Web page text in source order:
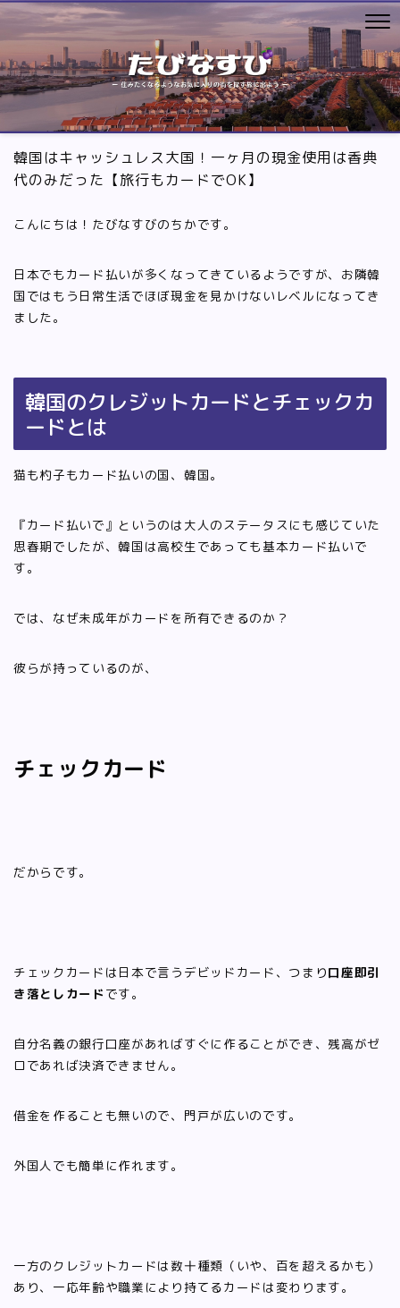
韓国はキャッシュレス大国！一ヶ月の現金使用は香典
代のみだった【旅行もカードでOK】
こんにちは！たびなすびのちかです。
日本でもカード払いが多くなってきているようですが、お隣韓
国ではもう日常生活でほぼ現金を見かけないレベルになってき
ました。
韓国のクレジットカードとチェックカ
ードとは
猫も杓子もカード払いの国、韓国。
『カード払いで』というのは大人のステータスにも感じていた
思春期でしたが、韓国は高校生であっても基本カード払いで
す。
では、なぜ未成年がカードを所有できるのか？
彼らが持っているのが、
チェックカード
だからです。
チェックカードは日本で言うデビッドカード、つまり口座即引
き落としカード です。
自分名義の銀行口座があればすぐに作ることができ、残高がゼ
ロであれば決済できません。
借金を作ることも無いので、門戸が広いのです。
外国人でも簡単に作れます。
一方のクレジットカードは数十種類（いや、百を超えるかも）
あり、一応年齢や職業により持てるカードは変わります。